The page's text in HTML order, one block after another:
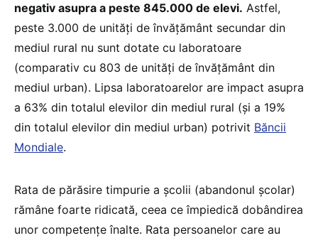
negativ asupra a peste 845.000 de elevi. Astfel,
peste 3.000 de unități de învățământ secundar din
mediul rural nu sunt dotate cu laboratoare
(comparativ cu 803 de unități de învățământ din
mediul urban). Lipsa laboratoarelor are impact asupra
a 63% din totalul elevilor din mediul rural (și a 19%
din totalul elevilor din mediul urban) potrivit Băncii
Mondiale.
Rata de părăsire timpurie a școlii (abandonul școlar)
rămâne foarte ridicată, ceea ce împiedică dobândirea
unor competențe înalte. Rata persoanelor care au